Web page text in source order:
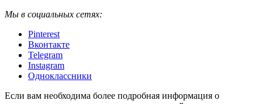
Мы в социальных сетях:
Pinterest
Вконтакте
Telegram
Instagram
Одноклассники
Если вам необходима более подробная информация о